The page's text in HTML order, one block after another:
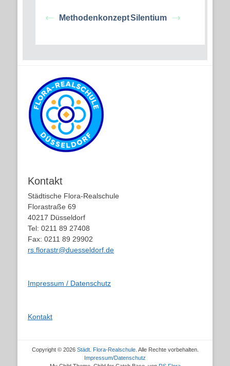
MethodenkonzeptSilentium
Kontakt
Städtische Flora-Realschule
Florastraße 69
40217 Düsseldorf
Tel: 0211 89 27408
Fax: 0211 89 29902
rs.florastr@duesseldorf.de
Impressum / Datenschutz
Kontakt
Copyright © 2026 Städt. Flora-Realschule. Alle Rechte vorbehalten.
Impressum/Datenschutz